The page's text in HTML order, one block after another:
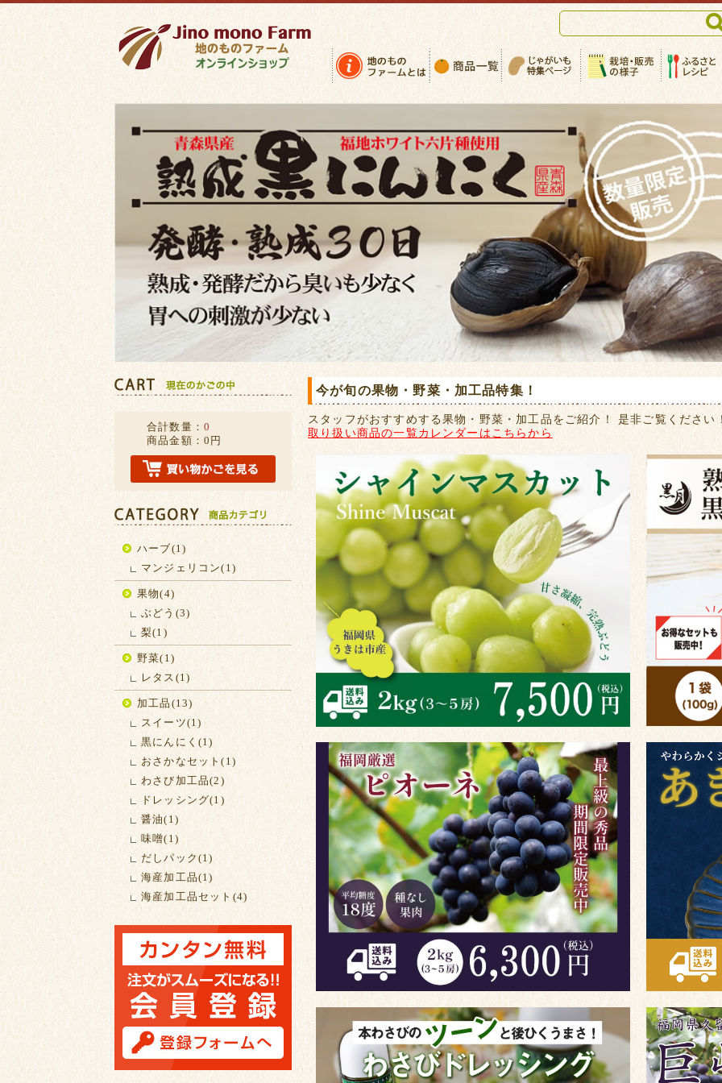
今が旬の果物・野菜・加工品特集！
スタッフがおすすめする果物・野菜・加工品をご紹介！ 是非ご覧ください
取り扱い商品の一覧カレンダーはこちらから
合計数量： 0
商品金額： 0円
ハーブ(1)
マンジェリコン(1)
果物(4)
ぶどう(3)
梨(1)
野菜(1)
レタス(1)
加工品(13)
スイーツ(1)
黒にんにく(1)
おさかなセット(1)
わさび加工品(2)
ドレッシング(1)
醤油(1)
味噌(1)
だしパック(1)
海産加工品(1)
海産加工品セット(4)